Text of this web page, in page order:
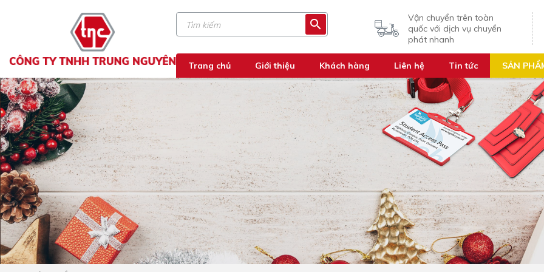
Vận chuyển trên toàn
quốc với dịch vụ chuyển
phát nhanh
Trang chủ Giới thiệu Khách hàng Liên hệ Tin tức SẢN